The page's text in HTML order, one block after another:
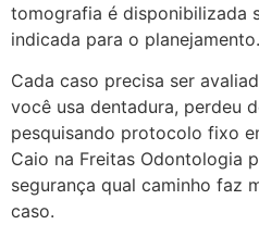
tomografia é disponibilizada
indicada para o planejamento.
Cada caso precisa ser
você usa dentadura, perdeu
pesquisando protocolo fixo
Caio na Freitas Odontologia
segurança qual caminho faz
caso.